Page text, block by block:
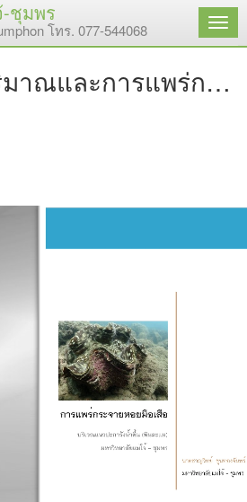
ชุมพร
โทร. 077-544068 เมนู
การสำรวจปริมาณและการแพร่กระจายของหอยมือเสือบริเวณแนวประการังน้ำตื้น (หินละแม) มหาวิทยาลัยแม่โจ้ - ชุมพร